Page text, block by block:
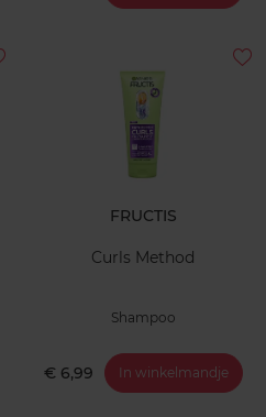
FRUCTIS
Curls Method
Shampoo
€ 6,99 In winkelmandje